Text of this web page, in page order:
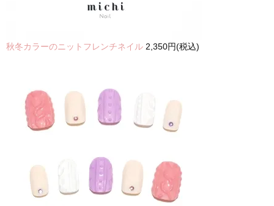
秋冬カラーのニットフレンチネイル 2,350円(税込)